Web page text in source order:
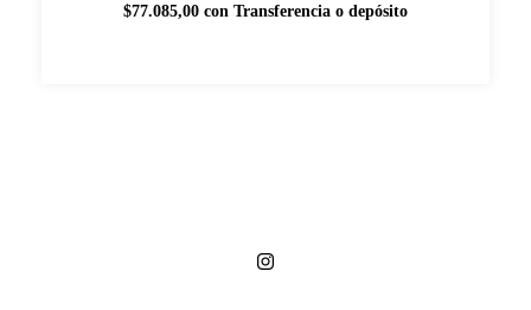
$77.085,00 con Transferencia o depósito